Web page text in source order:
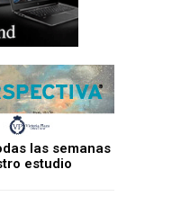
las semanas
estudio